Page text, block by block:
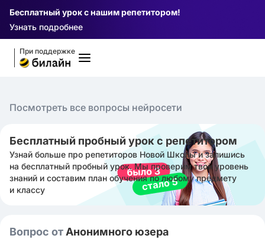
Бесплатный урок с нашим репетитором!
Узнать подробнее
При поддержке
Посмотреть все вопросы нейросети
Бесплатный пробный урок с репетитором
Узнай больше про репетиторов Новой Школы и запишись
на бесплатный пробный урок. Мы проверим твой уровень
знаний и составим план обучения по любому предмету
и классу
Вопрос от Анонимного юзера